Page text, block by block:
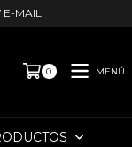
E-MAIL
0 MENÚ